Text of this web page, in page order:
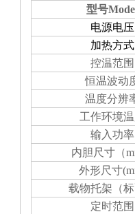
型号
电源电压
加热方式
控温范围
恒温波动
温度分辨
工作环境
输入功率
内胆尺寸（
外形尺寸
载物托架（
定时范围